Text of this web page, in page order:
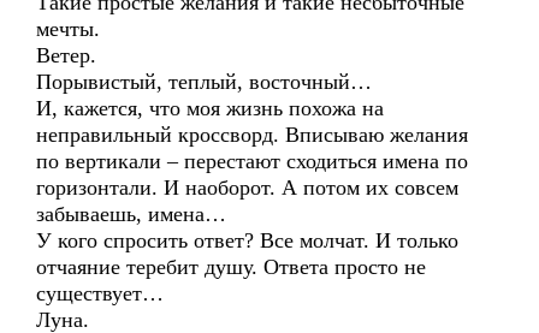
мечты.
Ветер.
Порывистый, теплый, восточный…
И, кажется, что моя жизнь похожа на
неправильный кроссворд. Вписываю желания
по вертикали – перестают сходиться имена по
горизонтали. И наоборот. А потом их совсем
забываешь, имена…
У кого спросить ответ? Все молчат. И только
отчаяние теребит душу. Ответа просто не
существует…
Луна.